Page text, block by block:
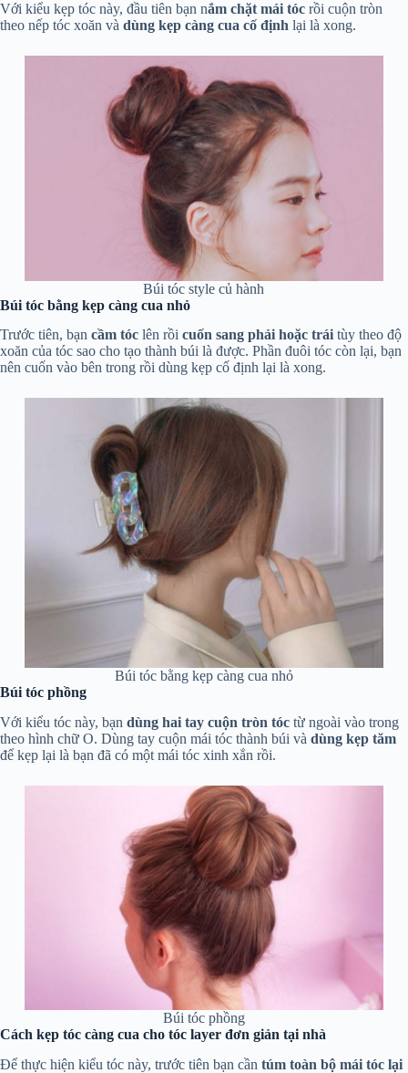
Với kiểu kẹp tóc này, đầu tiên bạn nắm chặt mái tóc rồi cuộn tròn
theo nếp tóc xoăn và dùng kẹp càng cua cố định lại là xong.
Búi tóc style củ hành
Búi tóc bằng kẹp càng cua nhỏ
Trước tiên, bạn cầm tóc lên rồi cuốn sang phải hoặc trái tùy theo độ
xoăn của tóc sao cho tạo thành búi là được. Phần đuôi tóc còn lại, bạn
nên cuốn vào bên trong rồi dùng kẹp cố định lại là xong.
Búi tóc bằng kẹp càng cua nhỏ
Búi tóc phồng
Với kiểu tóc này, bạn dùng hai tay cuộn tròn tóc từ ngoài vào trong
theo hình chữ O. Dùng tay cuộn mái tóc thành búi và dùng kẹp tăm
để kẹp lại là bạn đã có một mái tóc xinh xắn rồi.
Búi tóc phồng
Cách kẹp tóc càng cua cho tóc layer đơn giản tại nhà
Để thực hiện kiểu tóc này, trước tiên bạn cần túm toàn bộ mái tóc lại